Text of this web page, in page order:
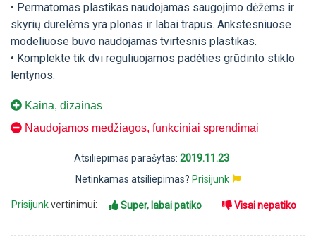
• Permatomas plastikas naudojamas saugojimo dėžėms ir
skyrių durelėms yra plonas ir labai trapus. Ankstesniuose
modeliuose buvo naudojamas tvirtesnis plastikas.
• Komplekte tik dvi reguliuojamos padėties grūdinto stiklo
lentynos.
Kaina, dizainas
Naudojamos medžiagos, funkciniai sprendimai
Atsiliepimas parašytas: 2019.11.23
Netinkamas atsiliepimas? Prisijunk
Prisijunkvertinimui: Super, labai patiko Visai nepatiko